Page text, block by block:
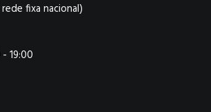
fixa nacional)
19:00